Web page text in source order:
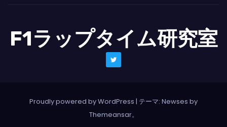
F1ラップタイム研究室
Proudly powered by WordPress | テーマ: Newses by
Themeansar。